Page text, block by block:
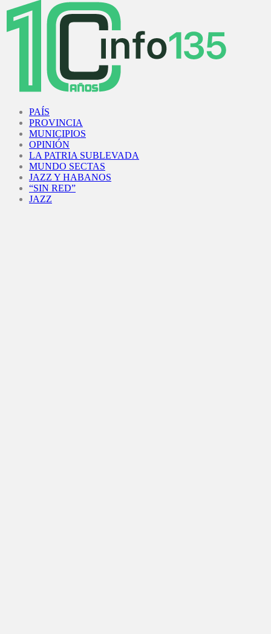
PAÍS
PROVINCIA
MUNICIPIOS
OPINIÓN
LA PATRIA SUBLEVADA
MUNDO SECTAS
JAZZ Y HABANOS
“SIN RED”
JAZZ